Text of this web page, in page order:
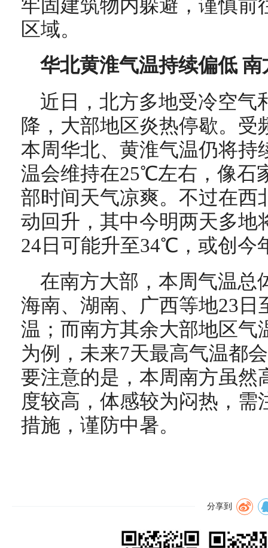
牢固建筑物内躲避，谨慎前
区域。
华北黄淮气温持续偏低
近日，北方多地受冷空气
降，大部地区炎热停歇。
本周华北、黄淮气温仍将持
温会维持在25℃左右，像石
部时间天气凉爽。不过在西
动回升，其中今明两天多
24日可能升至34℃，或创今
在南方大部，本周气温总
海南、湖南、广西等地23日
温；而南方其余大部地区气
为例，未来7天最高气温都
要注意的是，本周南方虽然
度较高，体感较为闷热，
措施，谨防中暑。
分享到